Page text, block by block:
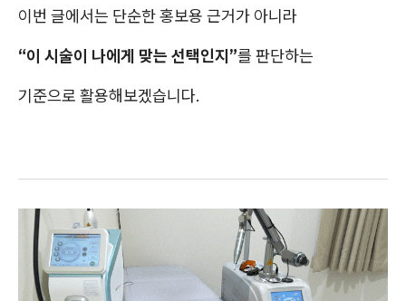
이번 글에서는 단순한 홍보용 근거가 아니라
“이 시술이 나에게 맞는 선택인지”를 판단하는
기준으로 활용해보겠습니다.